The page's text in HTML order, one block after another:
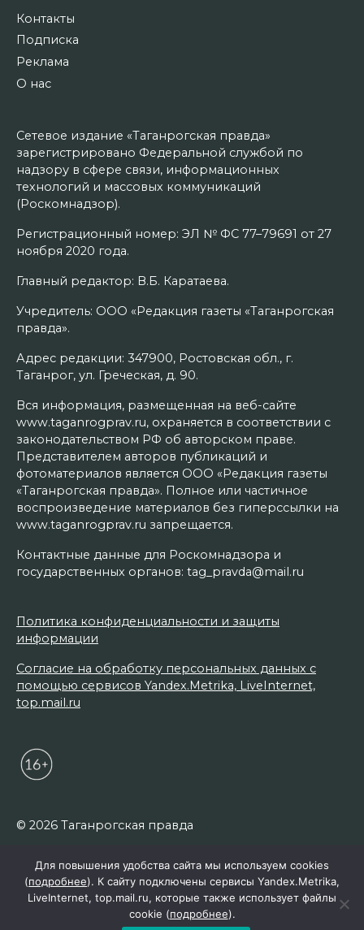
Контакты
Подписка
Реклама
О нас
Сетевое издание «Таганрогская правда»
зарегистрировано Федеральной службой по
надзору в сфере связи, информационных
технологий и массовых коммуникаций
(Роскомнадзор).
Регистрационный номер: ЭЛ № ФС 77–79691 от 27
ноября 2020 года.
Главный редактор: В.Б. Каратаева.
Учредитель: ООО «Редакция газеты «Таганрогская
правда».
Адрес редакции: 347900, Ростовская обл., г.
Таганрог, ул. Греческая, д. 90.
Вся информация, размещенная на веб-сайте
www.taganrogprav.ru, охраняется в соответствии с
законодательством РФ об авторском праве.
Представителем авторов публикаций и
фотоматериалов является ООО «Редакция газеты
«Таганрогская правда». Полное или частичное
воспроизведение материалов без гиперссылки на
www.taganrogprav.ru запрещается.
Контактные данные для Роскомнадзора и
государственных органов: tag_pravda@mail.ru
Политика конфиденциальности и защиты
информации
Согласие на обработку персональных данных с
помощью сервисов Yandex.Metrika, LiveInternet,
top.mail.ru
© 2026 Таганрогская правда
Для повышения удобства сайта мы используем cookies
(подробнее). К сайту подключены сервисы Yandex.Metrika,
LiveInternet, top.mail.ru, которые также использует файлы
cookie (подробнее).